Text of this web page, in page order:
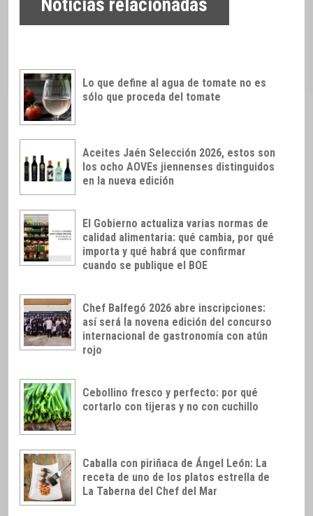
Noticias relacionadas
Lo que define al agua de tomate no es
sólo que proceda del tomate
Aceites Jaén Selección 2026, estos son
los ocho AOVEs jiennenses distinguidos
en la nueva edición
El Gobierno actualiza varias normas de
calidad alimentaria: qué cambia, por qué
importa y qué habrá que confirmar
cuando se publique el BOE
Chef Balfegó 2026 abre inscripciones:
así será la novena edición del concurso
internacional de gastronomía con atún
rojo
Cebollino fresco y perfecto: por qué
cortarlo con tijeras y no con cuchillo
Caballa con piriñaca de Ángel León: La
receta de uno de los platos estrella de
La Taberna del Chef del Mar